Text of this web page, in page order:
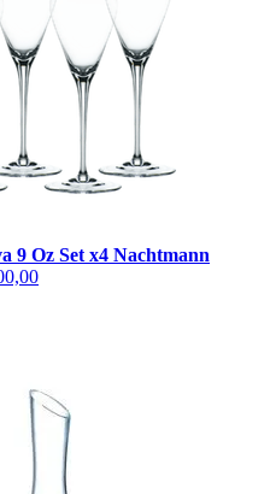
9 Oz Set x4 Nachtmann